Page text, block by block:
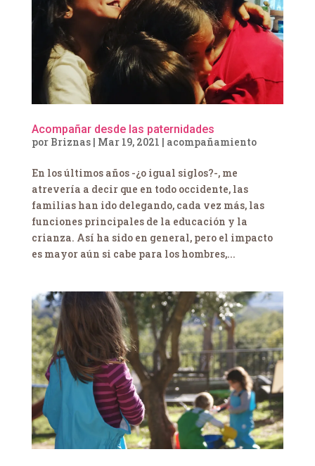
Acompañar desde las paternidades
por Briznas| Mar 19, 2021 | acompañamiento
En los últimos años -¿o igual siglos?-, me
atrevería a decir que en todo occidente, las
familias han ido delegando, cada vez más, las
funciones principales de la educación y la
crianza. Así ha sido en general, pero el impacto
es mayor aún si cabe para los hombres,...